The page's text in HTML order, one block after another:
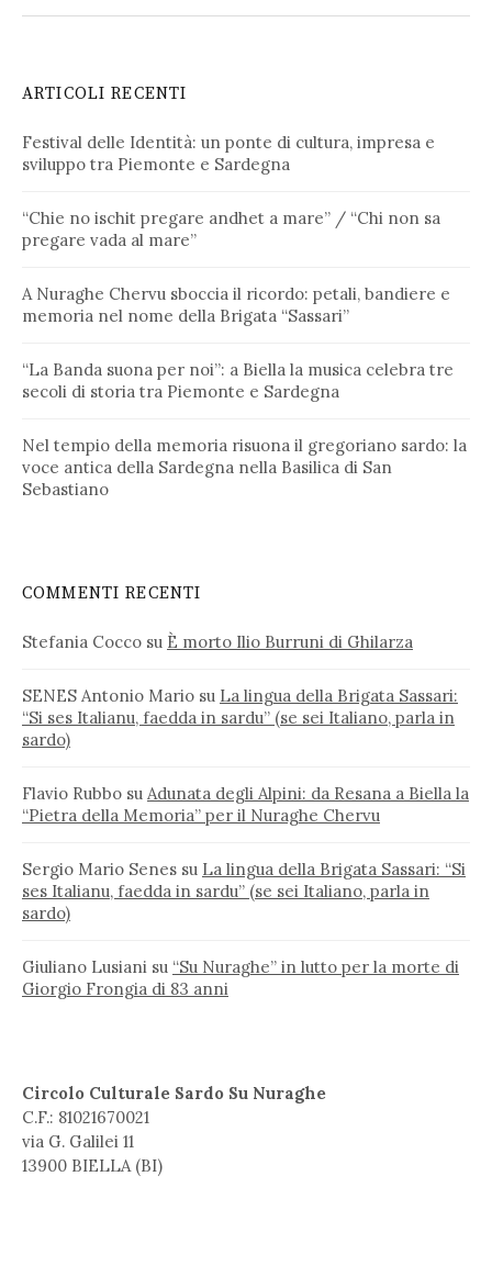
ARTICOLI RECENTI
Festival delle Identità: un ponte di cultura, impresa e
sviluppo tra Piemonte e Sardegna
“Chie no ischit pregare andhet a mare” / “Chi non sa
pregare vada al mare”
A Nuraghe Chervu sboccia il ricordo: petali, bandiere e
memoria nel nome della Brigata “Sassari”
“La Banda suona per noi”: a Biella la musica celebra tre
secoli di storia tra Piemonte e Sardegna
Nel tempio della memoria risuona il gregoriano sardo: la
voce antica della Sardegna nella Basilica di San
Sebastiano
COMMENTI RECENTI
Stefania Cocco su È morto Ilio Burruni di Ghilarza
SENES Antonio Mario su La lingua della Brigata Sassari:
“Si ses Italianu, faedda in sardu” (se sei Italiano, parla in
sardo)
Flavio Rubbo su Adunata degli Alpini: da Resana a Biella la
“Pietra della Memoria” per il Nuraghe Chervu
Sergio Mario Senes su La lingua della Brigata Sassari: “Si
ses Italianu, faedda in sardu” (se sei Italiano, parla in
sardo)
Giuliano Lusiani su “Su Nuraghe” in lutto per la morte di
Giorgio Frongia di 83 anni
Circolo Culturale Sardo Su Nuraghe
C.F.: 81021670021
via G. Galilei 11
13900 BIELLA (BI)